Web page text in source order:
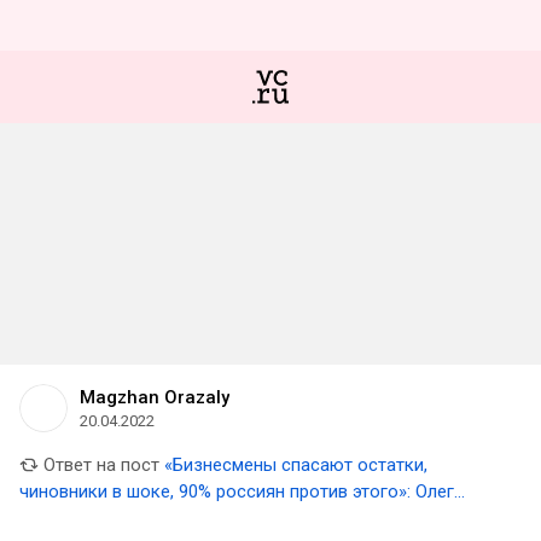
Magzhan Orazaly
20.04.2022
Ответ на пост «Бизнесмены спасают остатки,
чиновники в шоке, 90% россиян против этого»: Олег